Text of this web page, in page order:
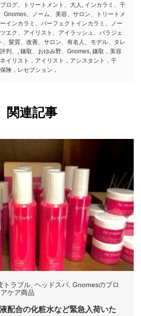
ログ、トリートメント、大人 , インカラミ、千
Gnomes、ノーム、美容、サロン、トリートメ
インカラミ、パーフェクトインカラミ、ノー
エク、アイリスト、アイラッシュ、パラジェ
、髪質、改善、サロン、有名人、モデル、タレ
判、 , 鎌取、おゆみ野、Gnomes, 鎌取，美容
イリスト，アイリスト，アシスタント，千
険，レセプション，
関連記事
トラブル ヘッドスパ Gnomesのブロ
ケア商品
配合の化粧水など緊急入荷いた